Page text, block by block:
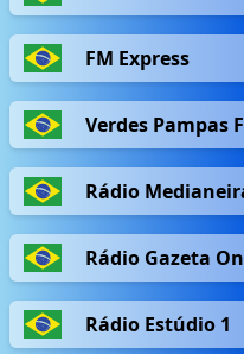
FM Express
Verdes Pampas
Rádio
Rádio Gazeta
Rádio Estúdio 1